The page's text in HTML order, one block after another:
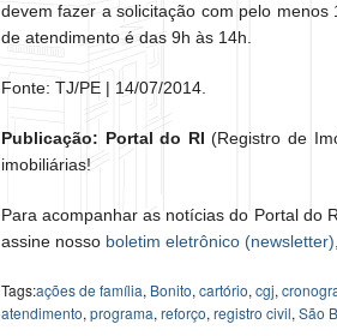
devem fazer a solicitação com pelo
de atendimento é das 9h às 14h.
Fonte: TJ/PE | 14/07/2014.
Publicação: Portal do RI (Registro de
imobiliárias!
Para acompanhar as notícias do Portal do
assine nosso boletim eletrônico (newsletter)
Tags:ações de família, Bonito, cartório, cgj,
atendimento, programa, reforço, registro civil, São